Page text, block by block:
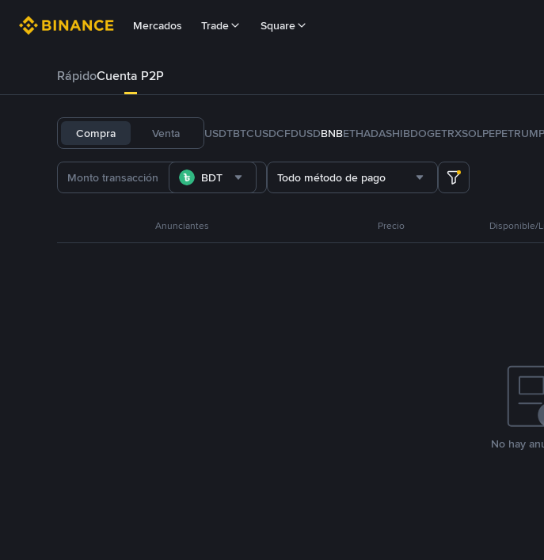
Mercados Trade Square
RápidoCuenta P2P
Compra Venta USDTBTCUSDCFDUSDBNBETHADASHIBDOGETRXSOLPEPETRUMP
BDT Todo método de pago
Anunciantes Precio Disponible/
No hay